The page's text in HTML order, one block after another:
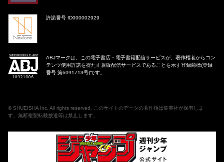
許諾番号 ID000002929
ABJマークは、この電子書店・電子書籍配信サービスが、著作権者からコン
テンツ使用許諾を得た正規版配信サービスであることを示す登録商標(登録
番号 第6091713号)です。
© SHUEISHA Inc. All rights reserved. このサイトのデータの著作権は集英社が保有しま
す。無断複製転載放送等は禁止します。